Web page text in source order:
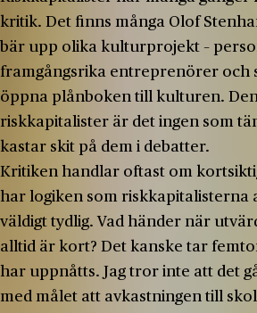
kritik. Det finns många Olof
bär upp olika kulturprojekt –
framgångsrika entreprenörer och
öppna plånboken till kulturen.
riskkapitalister är det ingen som
kastar skit på dem i debatter.
Kritiken handlar oftast om
har logiken som riskkapitalisterna
väldigt tydlig. Vad händer när
alltid är kort? Det kanske tar
har uppnåtts. Jag tror inte att det
med målet att avkastningen till